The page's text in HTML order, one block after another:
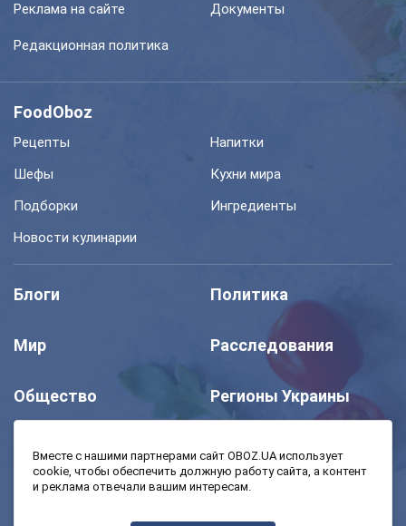
Реклама на сайте Документы
Редакционная политика
FoodOboz
Рецепты
Напитки
Шефы
Кухни мира
Подборки
Ингредиенты
Новости кулинарии
Блоги Политика
Мир Расследования
Общество Регионы Украины
Моя школа Авто
Вместе с нашими партнерами сайт OBOZ.UA использует
cookie, чтобы обеспечить должную работу сайта, а контент
и реклама отвечали вашим интересам.